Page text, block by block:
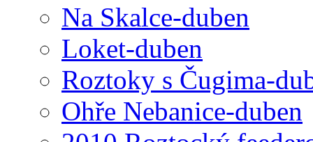
Na Skalce-duben
Loket-duben
Roztoky s Čugima-
Ohře Nebanice-duben